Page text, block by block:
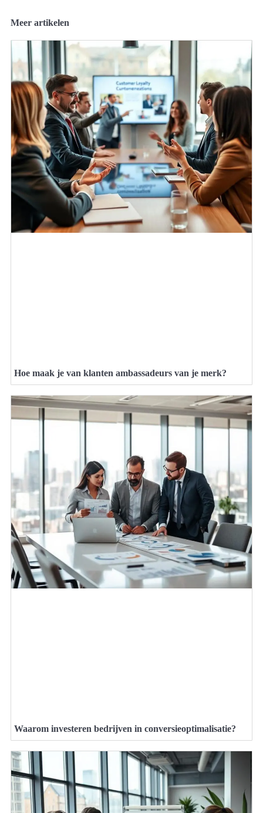
Meer artikelen
Hoe maak je van klanten ambassadeurs van je merk?
Waarom investeren bedrijven in conversieoptimalisatie?